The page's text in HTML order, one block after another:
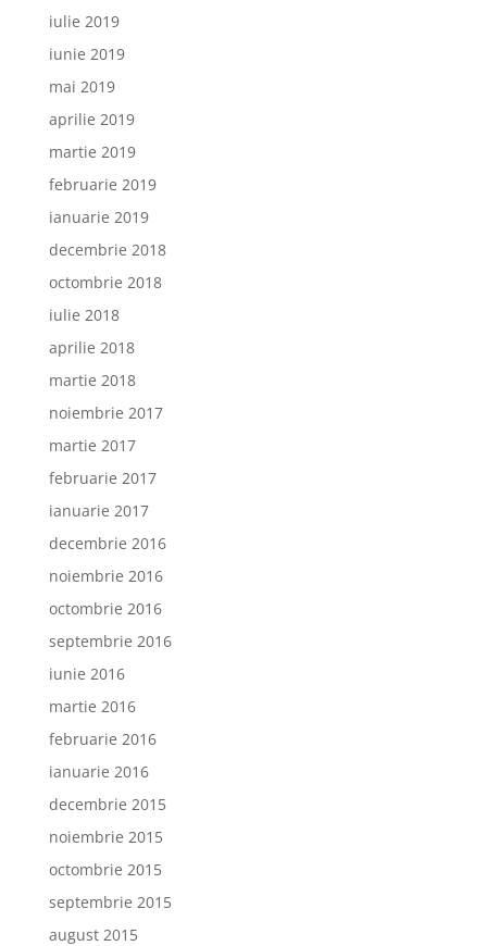
iulie 2019
iunie 2019
mai 2019
aprilie 2019
martie 2019
februarie 2019
ianuarie 2019
decembrie 2018
octombrie 2018
iulie 2018
aprilie 2018
martie 2018
noiembrie 2017
martie 2017
februarie 2017
ianuarie 2017
decembrie 2016
noiembrie 2016
octombrie 2016
septembrie 2016
iunie 2016
martie 2016
februarie 2016
ianuarie 2016
decembrie 2015
noiembrie 2015
octombrie 2015
septembrie 2015
august 2015